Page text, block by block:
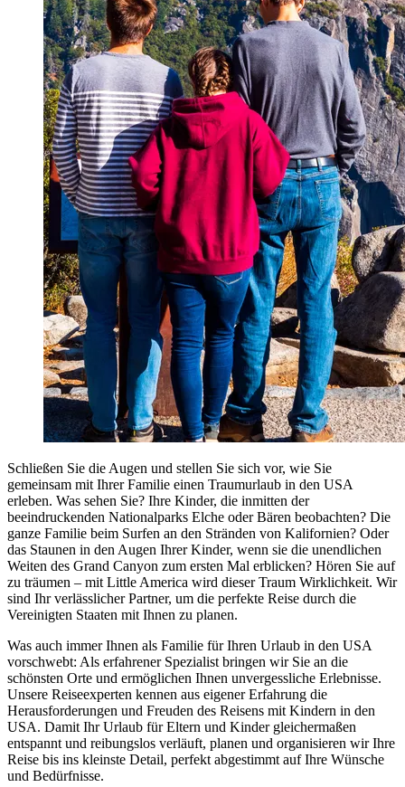
Schließen Sie die Augen und stellen Sie sich vor, wie Sie
gemeinsam mit Ihrer Familie einen Traumurlaub in den USA
erleben. Was sehen Sie? Ihre Kinder, die inmitten der
beeindruckenden Nationalparks Elche oder Bären beobachten? Die
ganze Familie beim Surfen an den Stränden von Kalifornien? Oder
das Staunen in den Augen Ihrer Kinder, wenn sie die unendlichen
Weiten des Grand Canyon zum ersten Mal erblicken? Hören Sie auf
zu träumen – mit Little America wird dieser Traum Wirklichkeit. Wir
sind Ihr verlässlicher Partner, um die perfekte Reise durch die
Vereinigten Staaten mit Ihnen zu planen.
Was auch immer Ihnen als Familie für Ihren Urlaub in den USA
vorschwebt: Als erfahrener Spezialist bringen wir Sie an die
schönsten Orte und ermöglichen Ihnen unvergessliche Erlebnisse.
Unsere Reiseexperten kennen aus eigener Erfahrung die
Herausforderungen und Freuden des Reisens mit Kindern in den
USA. Damit Ihr Urlaub für Eltern und Kinder gleichermaßen
entspannt und reibungslos verläuft, planen und organisieren wir Ihre
Reise bis ins kleinste Detail, perfekt abgestimmt auf Ihre Wünsche
und Bedürfnisse.